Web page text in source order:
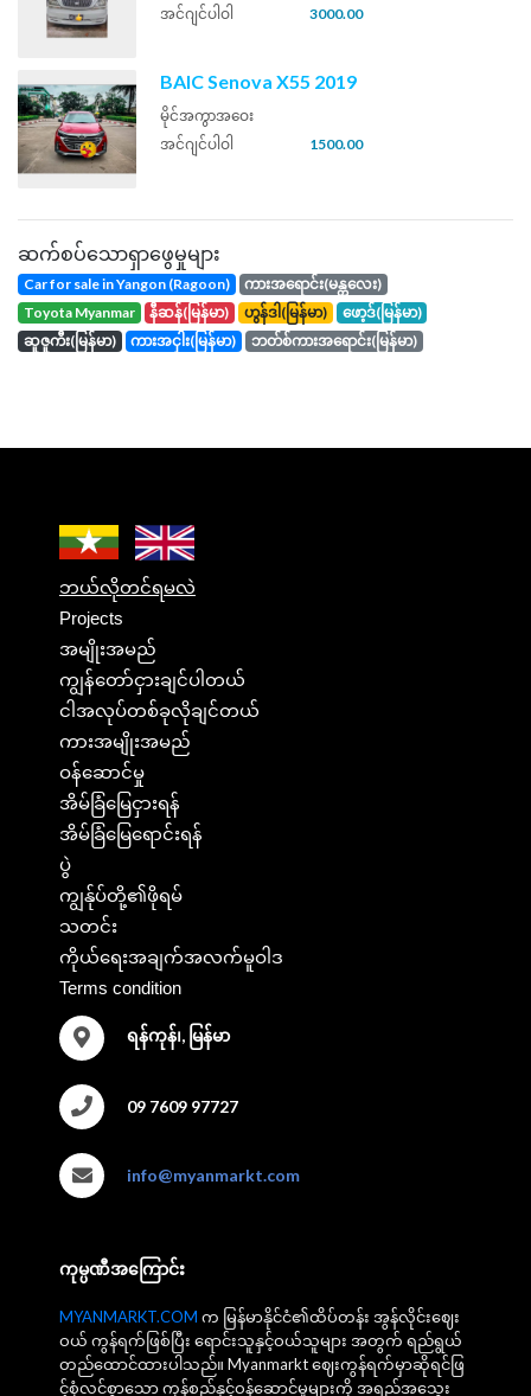
အင်ဂျင်ပါဝါ
3000.00
BAIC Senova X55 2019
မိုင်အကွာအဝေး
အင်ဂျင်ပါဝါ
1500.00
ဆက်စပ်သောရှာဖွေမှုများ
Car for sale in Yangon (Ragoon)
ကားအရောင်း(မန္တလေး)
toyota Myanmar
နီဆန်(မြန်မာ) ဟွန်ဒါ(မြန်မာ)
ဖော့ဒ်(မြန်မာ)
ဆူဇူကီး(မြန်မာ)
ကားအငှါး(မြန်မာ) ဘတ်စ်ကားအရောင်း(မြန်မာ)
ဘယ်လိုတင်ရမလဲ
Projects
အမျိုးအမည်
ကျွန်တော်ငှားချင်ပါတယ်
ငါအလုပ်တစ်ခုလိုချင်တယ်
ကားအမျိုးအမည်
ဝန်ဆောင်မှု
အိမ်ခြံမြေငှားရန်
အိမ်ခြံမြေရောင်းရန်
ပွဲ
ကျွန်ုပ်တို့၏ဖိုရမ်
သတင်း
ကိုယ်ရေးအချက်အလက်မူဝါဒ
Terms condition
ရန်ကုန်၊, မြန်မာ
09 7609 97727
info@myanmarkt.com
ကုမ္ပဏီအကြောင်း
MYANMARKT.COM က မြန်မာနိုင်ငံ၏ထိပ်တန်း အွန်လိုင်းဈေး
ဝယ် ကွန်ရက်ဖြစ်ပြီး ရောင်းသူနှင့်ဝယ်သူများ အတွက် ရည်ရွယ်
တည်ထောင်ထားပါသည်။ Myanmarkt ဈေးကွန်ရက်မှာဆိုရင်ဖြ
င့်စုံလင်စွာသော ကုန်စည်နှင့်ဝန်ဆောင်မှုများကို အရည်အသွေး